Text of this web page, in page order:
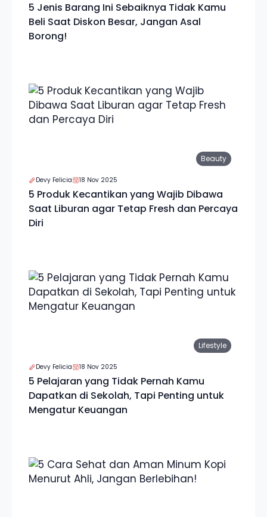
5 Jenis Barang Ini Sebaiknya Tidak Kamu
Beli Saat Diskon Besar, Jangan Asal
Borong!
Beauty
Devy Felicia 18 Nov 2025
5 Produk Kecantikan yang Wajib Dibawa
Saat Liburan agar Tetap Fresh dan Percaya
Diri
Lifestyle
Devy Felicia 18 Nov 2025
5 Pelajaran yang Tidak Pernah Kamu
Dapatkan di Sekolah, Tapi Penting untuk
Mengatur Keuangan